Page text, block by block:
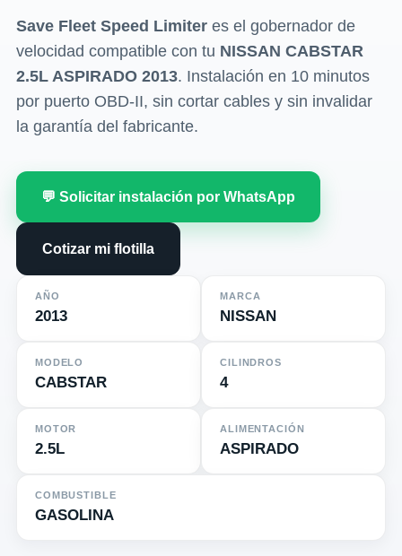
Save Fleet Speed Limiteres el gobernador de
velocidad compatible con tu NISSAN CABSTAR
2.5L ASPIRADO 2013. Instalación en 10 minutos
por puerto OBD-II, sin cortar cables y sin invalidar
la garantía del fabricante.
💬 Solicitar instalación por WhatsApp
Cotizar mi flotilla
AÑO
2013
MARCA
NISSAN
MODELO
CABSTAR
CILINDROS
4
MOTOR
2.5L
ALIMENTACIÓN
ASPIRADO
COMBUSTIBLE
GASOLINA